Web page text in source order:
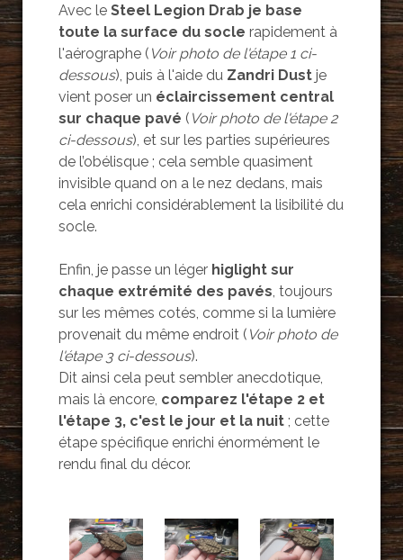
Avec le Steel Legion Drab je base
toute la surface du socle rapidement à
l'aérographe ( Voir photo de l'étape 1 ci-
dessous), puis à l'aide du Zandri Dustje
vient poser un éclaircissement central
sur chaque pavé ( Voir photo de l'étape 2
ci-dessous), et sur les parties supérieures
de l’obélisque ; cela semble quasiment
invisible quand on a le nez dedans, mais
cela enrichi considérablement la lisibilité du
socle.
Enfin, je passe un légerhiglight sur
chaque extrémité des pavés, toujours
sur les mêmes cotés, comme si la lumière
provenait du même endroit ( Voir photo de
l'étape 3 ci-dessous).
Dit ainsi cela peut sembler anecdotique,
mais là encore, comparez l'étape 2 et
l'étape 3, c'est le jour et la nuit; cette
étape spécifique enrichi énormément le
rendu final du décor.